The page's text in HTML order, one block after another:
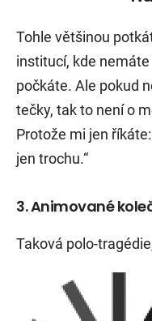
Tohle většinou
institucí, kde
počkáte. Ale pokud
tečky, tak to není o
Protože mi jen
jen trochu.“
3. Animované
Taková polo-